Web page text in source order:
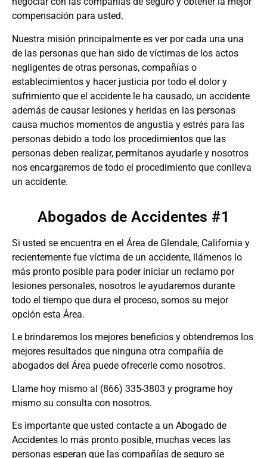
compensación para usted.
Nuestra misión principalmente es ver por cada una una
de las personas que han sido de víctimas de los actos
negligentes de otras personas, compañías o
establecimientos y hacer justicia por todo el dolor y
sufrimiento que el accidente le ha causado, un accidente
además de causar lesiones y heridas en las personas
causa muchos momentos de angustia y estrés para las
personas debido a todo los procedimientos que las
personas deben realizar, permítanos ayudarle y nosotros
nos encargaremos de todo el procedimiento que conlleva
un accidente.
Abogados de Accidentes #1
Si usted se encuentra en el Área de Glendale, California y
recientemente fue víctima de un accidente, llámenos lo
más pronto posible para poder iniciar un reclamo por
lesiones personales, nosotros le ayudaremos durante
todo el tiempo que dura el proceso, somos su mejor
opción esta Área.
Le brindaremos los mejores beneficios y obtendremos los
mejores resultados que ninguna otra compañía de
abogados del Área puede ofrecerle como nosotros.
Llame hoy mismo al (866) 335-3803 y programe hoy
mismo su consulta con nosotros.
Es importante que usted contacte a un Abogado de
Accidentes lo más pronto posible, muchas veces las
personas esperan que las compañías de seguro se